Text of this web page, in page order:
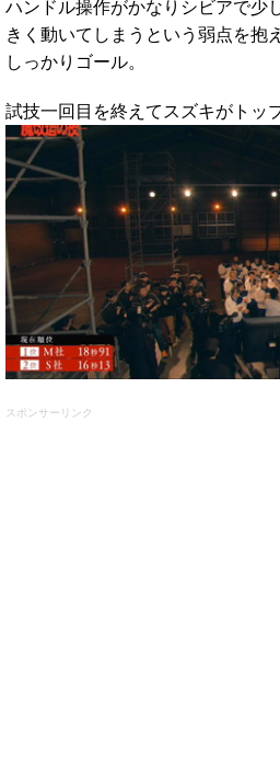
ハンドル操作がかなりシビアで少
きく動いてしまうという弱点を抱
しっかりゴール。
試技一回目を終えてスズキがトップ
スポンサーリンク